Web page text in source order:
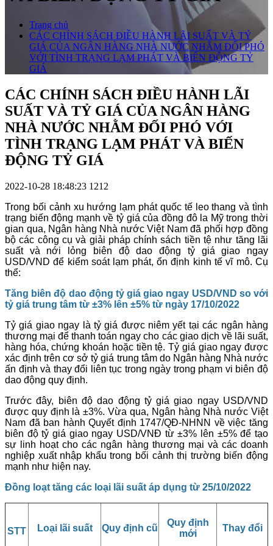
Trang chủ
CÁC CHÍNH SÁCH ĐIỀU HÀNH LÃI SUẤT VÀ TỶ
GIÁ CỦA NGÂN HÀNG NHÀ NƯỚC NHẰM ĐỐI PHÓ
VỚI TÌNH TRẠNG LẠM PHÁT VÀ BIẾN ĐỘNG TỶ
GIÁ
CÁC CHÍNH SÁCH ĐIỀU HÀNH LÃI
SUẤT VÀ TỶ GIÁ CỦA NGÂN HÀNG
NHÀ NƯỚC NHẰM ĐỐI PHÓ VỚI
TÌNH TRẠNG LẠM PHÁT VÀ BIẾN
ĐỘNG TỶ GIÁ
2022-10-28 18:48:23 1212
Trong bối cảnh xu hướng lạm phát quốc tế leo thang và tình
trạng biến động mạnh về tỷ giá của đồng đô la Mỹ trong thời
gian qua, Ngân hàng Nhà nước Việt Nam đã phối hợp đồng
bộ các công cụ và giải pháp chính sách tiền tệ như tăng lãi
suất và nới lỏng biên độ dao động tỷ giá giao ngay
USD/VND để kiểm soát lạm phát, ổn định kinh tế vĩ mô. Cụ
thể:
Tăng biên độ dao động tỷ giá giao ngay USD/VND so với
tỷ giá trung tâm từ ±3% lên ±5% từ ngày 17/10/2022
Tỷ giá giao ngay là tỷ giá được niêm yết tại các ngân hàng
thương mại để thanh toán ngay cho các giao dịch về lãi suất,
hàng hóa, chứng khoán hoặc tiền tệ. Tỷ giá giao ngay được
xác định trên cơ sở tỷ giá trung tâm do Ngân hàng Nhà nước
ấn định và thay đổi liên tục trong ngày trong phạm vi biên độ
dao động quy định.
Trước đây, biên độ dao động tỷ giá giao ngay USD/VND
được quy định là ±3%. Vừa qua, Ngân hàng Nhà nước Việt
Nam đã ban hành Quyết định 1747/QĐ-NHNN về việc tăng
biên độ tỷ giá giao ngay USD/VNĐ từ ±3% lên ±5% để tạo
sự linh hoạt cho các ngân hàng thương mại và các doanh
nghiệp xuất nhập khẩu trong bối cảnh thị trường biến động
mạnh như hiện nay.
Đồng loạt tăng các loại lãi suất áp dụng từ 25/10/2022
STT Loạilãi suất Quy định cũ
Quy định
mới
Thayđổi